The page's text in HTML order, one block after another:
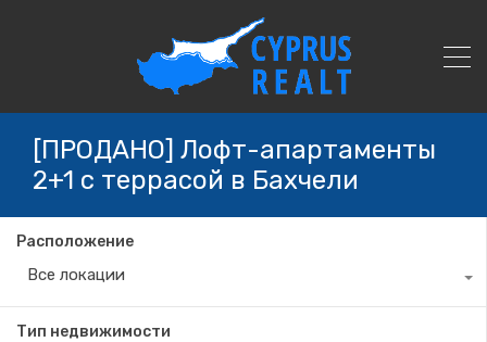
[ПРОДАНО] Лофт-апартаменты
2+1 с террасой в Бахчели
Расположение
Все локации
Тип недвижимости